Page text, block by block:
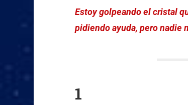
Estoy golpeando el cristal
pidiendo ayuda, pero nadie
1